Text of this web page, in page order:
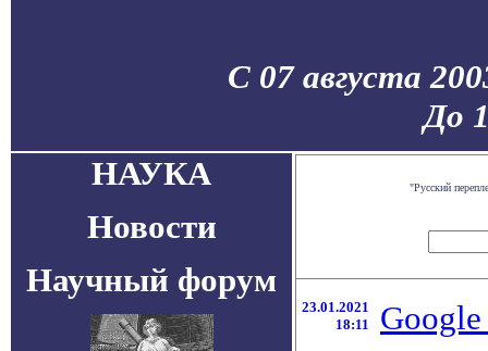
С 07 августа
До
НАУКА
Новости
Научный форум
"Русский
23.01.2021
18:11